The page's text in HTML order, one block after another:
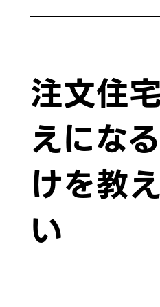
注文住
えにな
けを教
い